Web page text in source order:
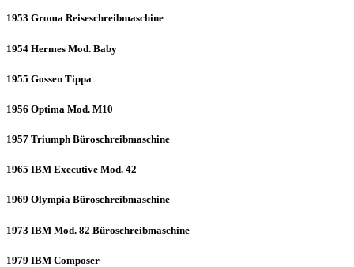
1953 Groma Reiseschreibmaschine
1954 Hermes Mod. Baby
1955 Gossen Tippa
1956 Optima Mod. M10
1957 Triumph Büroschreibmaschine
1965 IBM Executive Mod. 42
1969 Olympia Büroschreibmaschine
1973 IBM Mod. 82 Büroschreibmaschine
1979 IBM Composer